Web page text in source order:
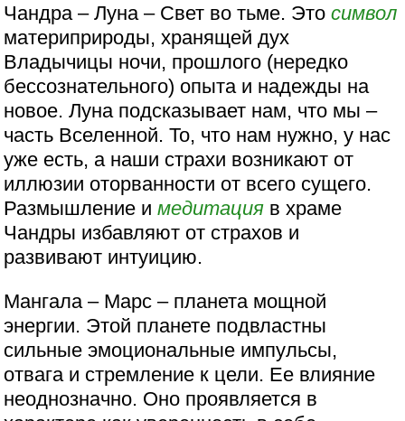
Чандра – Луна – Свет во тьме. Этосимвол
материприроды, хранящей дух
Владычицы ночи, прошлого (нередко
бессознательного) опыта и надежды на
новое. Луна подсказывает нам, что мы –
часть Вселенной. То, что нам нужно, у нас
уже есть, а наши страхи возникают от
иллюзии оторванности от всего сущего.
Размышление имедитация в храме
Чандры избавляют от страхов и
развивают интуицию.
Мангала – Марс – планета мощной
энергии. Этой планете подвластны
сильные эмоциональные импульсы,
отвага и стремление к цели. Ее влияние
неоднозначно. Оно проявляется в